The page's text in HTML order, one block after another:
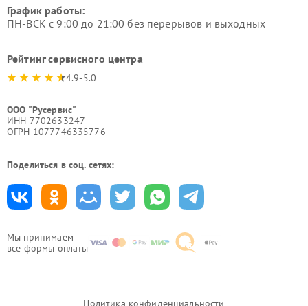
Мы принимаем
все формы оплаты
График работы:
ПН-ВСК с 9:00 до 21:00 без перерывов и выходных
Рейтинг сервисного центра
4.9-5.0
ООО "Русервис"
ИНН 7702633247
ОГРН 1077746335776
Поделиться в соц. сетях:
Политика конфиденциальности